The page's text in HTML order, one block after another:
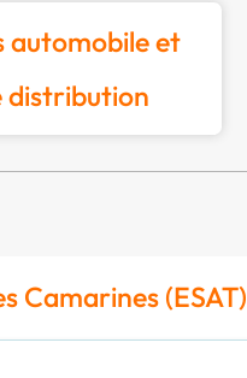
automobile et
distribution
Camarines (ESAT)